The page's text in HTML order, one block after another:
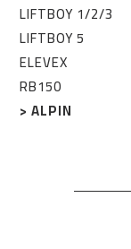
LIFTBOY 1/2/3
LIFTBOY 5
ELEVEX
RB150
> ALPIN